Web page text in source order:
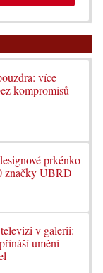
více
kompromisů
prkénko
značky UBRD
v galerii:
umění